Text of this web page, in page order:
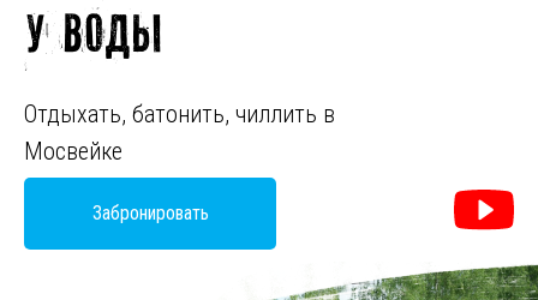
у воды
Отдыхать, батонить, чиллить в
Мосвейке
Забронировать